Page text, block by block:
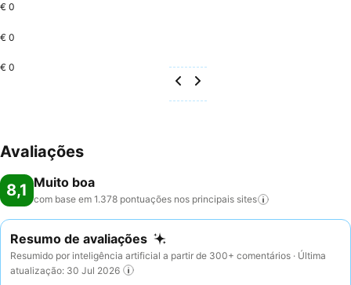
€ 0
€ 0
€ 0
Avaliações
8,1 Muito boa
com base em 1.378 pontuações nos principais sites
Resumo de avaliações
Resumido por inteligência artificial a partir de 300+ comentários · Última
atualização: 30 Jul 2026